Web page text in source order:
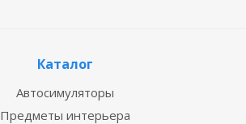
Каталог
Автосимуляторы
Предметы интерьера